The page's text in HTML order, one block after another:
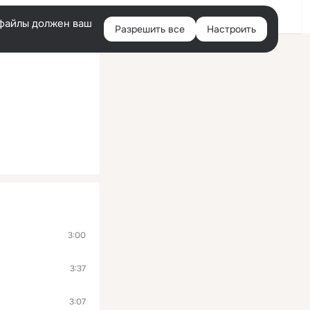
Войти
должен ваш Разрешить все Настроить
3:00
3:37
3:07